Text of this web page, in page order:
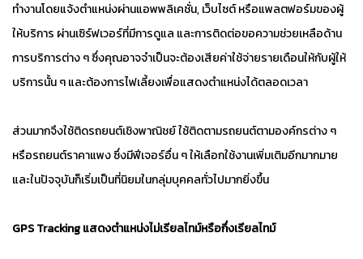
ทำงานโดยแจ้งตำแหน่งผ่านแอพพลิเคชั่น, เว็บไซต์ หรือแพลตฟอร์มของผู้
ให้บริการ ผ่านเซิร์ฟเวอร์ที่มีการดูแล และการติดต่อขอความช่วยเหลือด้าน
การบริการต่าง ๆ ซึ่งคุณอาจจำเป็นจะต้องเสียค่าใช้จ่ายรายเดือนให้กับผู้ให้
บริการนั้น ๆ และต้องการไฟเลี้ยงเพื่อแสดงตำแหน่งได้ตลอดเวลา
ส่วนมากจึงใช้ติดรถยนต์เชิงพาณิชย์ ใช้ติดตามรถยนต์ตามองค์กรต่าง ๆ
หรือรถยนต์ราคาแพง ซึ่งมีฟีเจอร์อื่น ๆ ให้เลือกใช้งานเพิ่มเติมอีกมากมาย
และในปัจจุบันก็เริ่มเป็นที่นิยมในกลุ่มบุคคลทั่วไปมากยิ่งขึ้น
GPS Tracking แสดงตำแหน่งไม่เรียลไทม์หรือกึ่งเรียลไทม์